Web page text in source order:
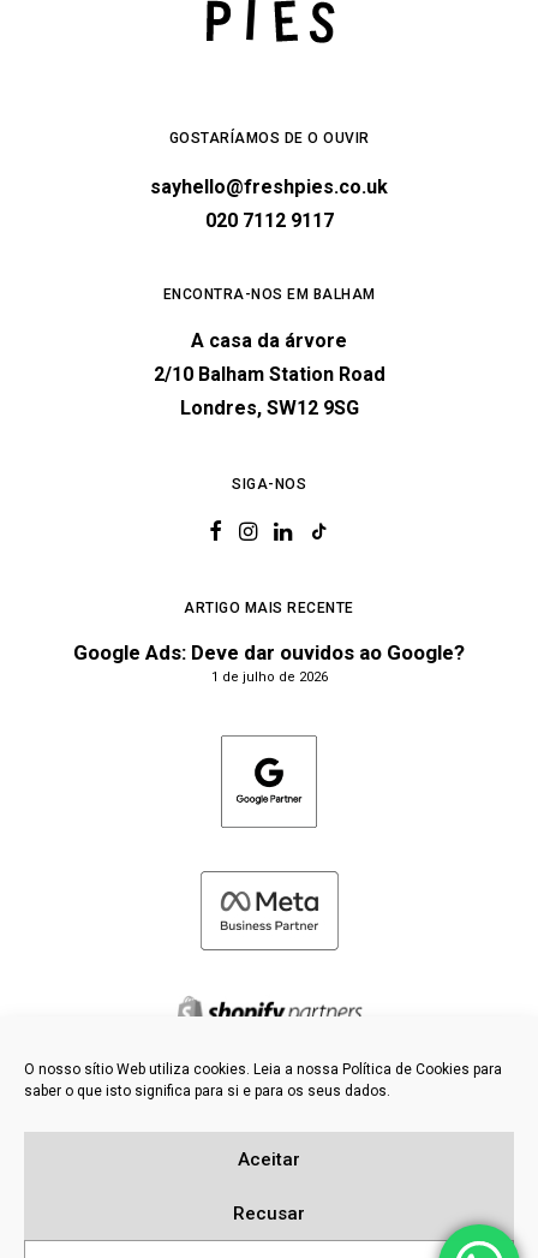
O nosso sítio Web utiliza cookies. Leia a nossa Política de Cookies para
saber o que isto significa para si e para os seus dados.
Aceitar
Recusar
GOSTARÍAMOS DE O OUVIR
sayhello@freshpies.co.uk
020 7112 9117
ENCONTRA-NOS EM BALHAM
A casa da árvore
2/10 Balham Station Road
Londres, SW12 9SG
SIGA-NOS
ARTIGO MAIS RECENTE
Google Ads: Deve dar ouvidos ao Google?
1 de julho de 2026
Política de privacidade e de cookies